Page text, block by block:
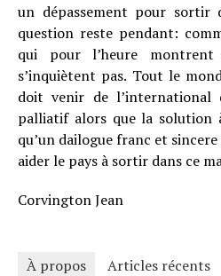
un dépassement pour sortir
question reste pendant:
qui pour l’heure
s’inquiètent pas. Tout le
doit venir de l’international
palliatif alors que la solution
qu’un dailogue franc et
aider le pays à sortir dans ce
Corvington Jean
À propos Articles récents